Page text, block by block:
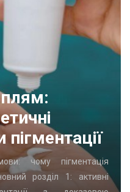
плям:
чому пігментація
розділ 1: активні